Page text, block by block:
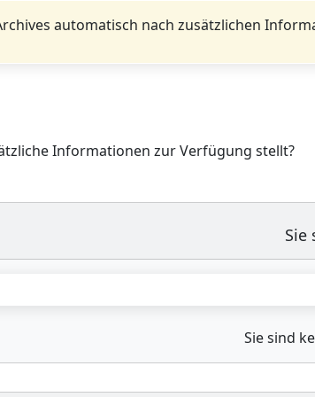
automatisch nach zusätzlichen
Informationen zur Verfügung stellt?
Sie
Sie sind